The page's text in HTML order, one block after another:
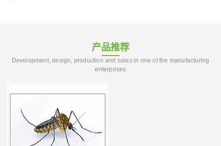
产品推荐
Development, design, production and sales in one of the manufacturing
enterprises